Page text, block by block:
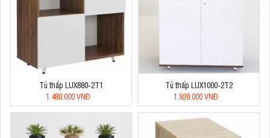
Tủ thấp LUX880-2T1
1.480.000 VNĐ
Tủ thấp LUX1000-2T2
1.920.000 VNĐ